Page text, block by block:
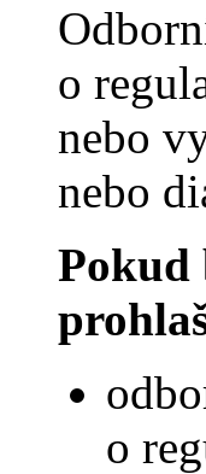
o
nebo
nebo
Pokud
o